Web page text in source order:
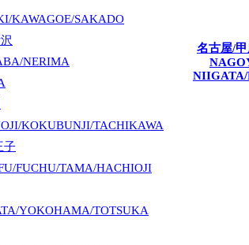
KAWAGOE/SAKADO
NERIMA
KOKUBUNJI/TACHIKAWA
子
FUCHU/TAMA/HACHIOJI
YOKOHAMA/TOTSUKA
名古屋/